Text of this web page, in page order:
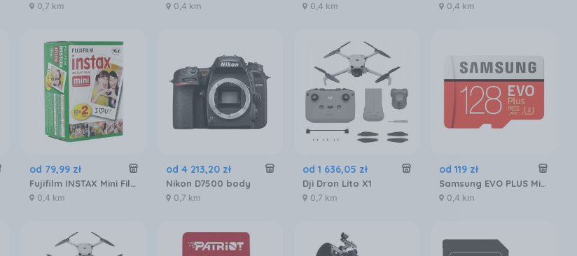
0,7 km 0,4 km 0,4 km 0,4 km
od 79,99 zł
Fujifilm INSTAX Mini Film - 20 szt.
0,4 km
od 4 213,20 zł
Nikon D7500 body
0,7 km
od 1 636,05 zł
Dji Dron Lito X1
0,7 km
od 119 zł
Samsung EVO PLUS MicroSDXC 128GB UHS-I U3 (MB-MC128GA/EU)
0,4 km